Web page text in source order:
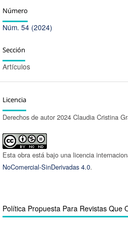
Número
Núm. 54 (2024)
Sección
Artículos
Licencia
Derechos de autor 2024 Claudia Cristina
Esta obra está bajo una licencia
NoComercial-SinDerivadas 4.0.
Política Propuesta Para Revistas Que